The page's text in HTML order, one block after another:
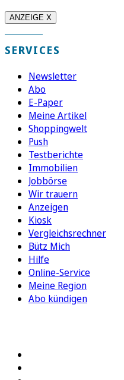
ANZEIGE X
SERVICES
Newsletter
Abo
E-Paper
Meine Artikel
Shoppingwelt
Push
Testberichte
Immobilien
Jobbörse
Wir trauern
Anzeigen
Kiosk
Vergleichsrechner
Bütz Mich
Hilfe
Online-Service
Meine Region
Abo kündigen